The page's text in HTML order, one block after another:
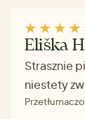
Eliška
Strasznie
niestety